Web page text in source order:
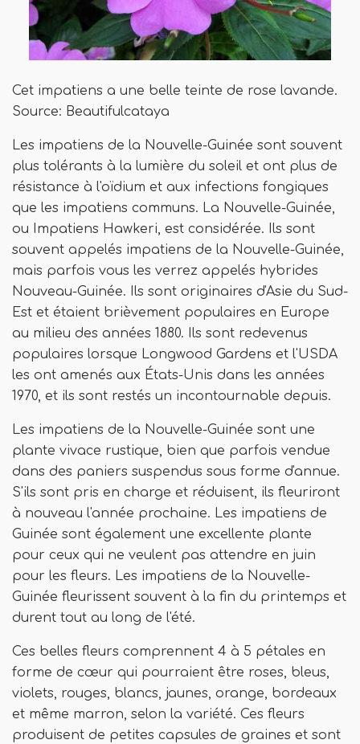
Cet impatiens a une belle teinte de rose lavande.
Source: Beautifulcataya
Les impatiens de la Nouvelle-Guinée sont souvent
plus tolérants à la lumière du soleil et ont plus de
résistance à l'oïdium et aux infections fongiques
que les impatiens communs. La Nouvelle-Guinée,
ou Impatiens Hawkeri, est considérée. Ils sont
souvent appelés impatiens de la Nouvelle-Guinée,
mais parfois vous les verrez appelés hybrides
Nouveau-Guinée. Ils sont originaires d'Asie du Sud-
Est et étaient brièvement populaires en Europe
au milieu des années 1880. Ils sont redevenus
populaires lorsque Longwood Gardens et l'USDA
les ont amenés aux États-Unis dans les années
1970, et ils sont restés un incontournable depuis.
Les impatiens de la Nouvelle-Guinée sont une
plante vivace rustique, bien que parfois vendue
dans des paniers suspendus sous forme d'annue.
S'ils sont pris en charge et réduisent, ils fleuriront
à nouveau l'année prochaine. Les impatiens de
Guinée sont également une excellente plante
pour ceux qui ne veulent pas attendre en juin
pour les fleurs. Les impatiens de la Nouvelle-
Guinée fleurissent souvent à la fin du printemps et
durent tout au long de l'été.
Ces belles fleurs comprennent 4 à 5 pétales en
forme de cœur qui pourraient être roses, bleus,
violets, rouges, blancs, jaunes, orange, bordeaux
et même marron, selon la variété. Ces fleurs
produisent de petites capsules de graines et sont